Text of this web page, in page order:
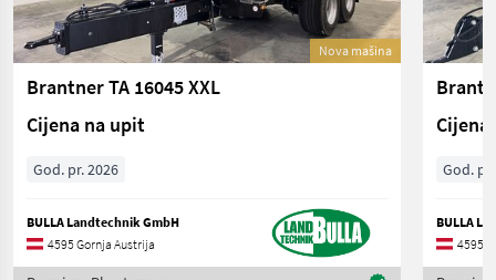
Nova mašina
Brantner TA 16045 XXL
Cijena na upit
God. pr. 2026
BULLA Landtechnik GmbH
4595 Gornja Austrija
God.
BULLA
4595